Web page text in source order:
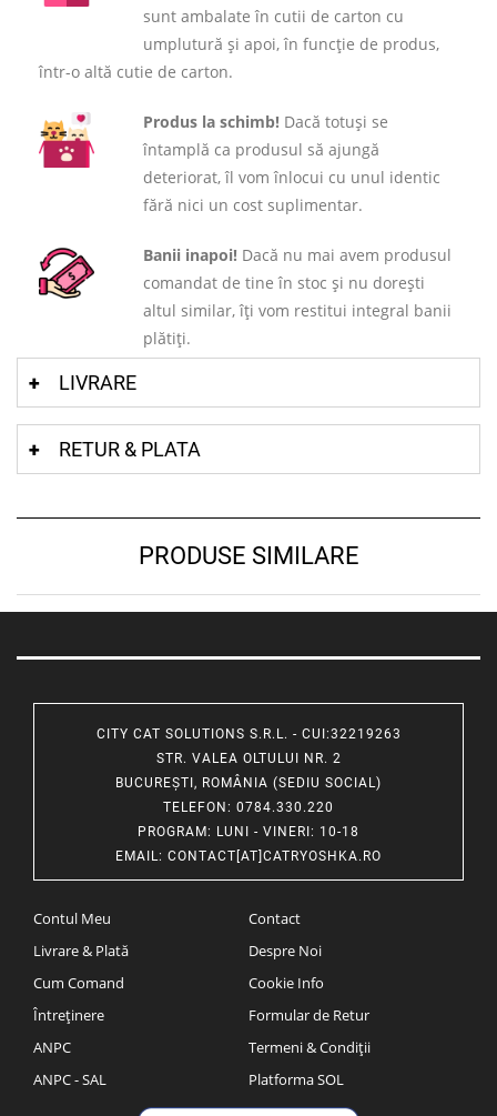
sunt ambalate în cutii de carton cu
umplutură și apoi, în funcție de produs,
într-o altă cutie de carton.
Produs la schimb! Dacă totuși se
întamplă ca produsul să ajungă
deteriorat, îl vom înlocui cu unul identic
fără nici un cost suplimentar.
Banii inapoi! Dacă nu mai avem produsul
comandat de tine în stoc și nu dorești
altul similar, îți vom restitui integral banii
plătiți.
LIVRARE
RETUR & PLATA
PRODUSE SIMILARE
CITY CAT SOLUTIONS S.R.L. - CUI:32219263
STR. VALEA OLTULUI NR. 2
BUCUREȘTI, ROMÂNIA (SEDIU SOCIAL)
TELEFON : 0784.330.220
PROGRAM: LUNI - VINERI: 10-18
EMAIL: CONTACT[AT]CATRYOSHKA.RO
Contul Meu
Livrare & Plată
Cum Comand
Întreținere
ANPC
ANPC - SAL
Contact
Despre Noi
Cookie Info
Formular de Retur
Termeni & Condiții
Platforma SOL